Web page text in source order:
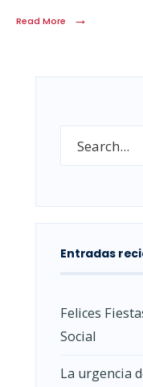
Read More →
Entradas
Felices
Social
La urgencia